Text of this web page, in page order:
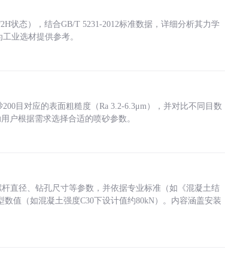
状态），结合GB/T 5231-2012标准数据，详细分析其力学
业选材提供参考。
目对应的表面粗糙度（Ra 3.2-6.3μm），并对比不同目数
户根据需求选择合适的喷砂参数。
直径、钻孔尺寸等参数，并依据专业标准（如《混凝土结
值（如混凝土强度C30下设计值约80kN）。内容涵盖安装